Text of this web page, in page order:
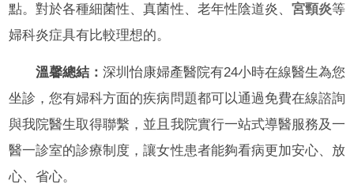
點。對於各種細菌性、真菌性、老年性陰道炎、 宮頸炎等
婦科炎症具有比較理想的。
溫馨總結： 深圳怡康婦產醫院有24小時在線醫生為您
坐診，您有婦科方面的疾病問題都可以通過免費在線諮詢
與我院醫生取得聯繫，並且我院實行一站式導醫服務及一
醫一診室的診療制度，讓女性患者能夠看病更加安心、放
心、省心。